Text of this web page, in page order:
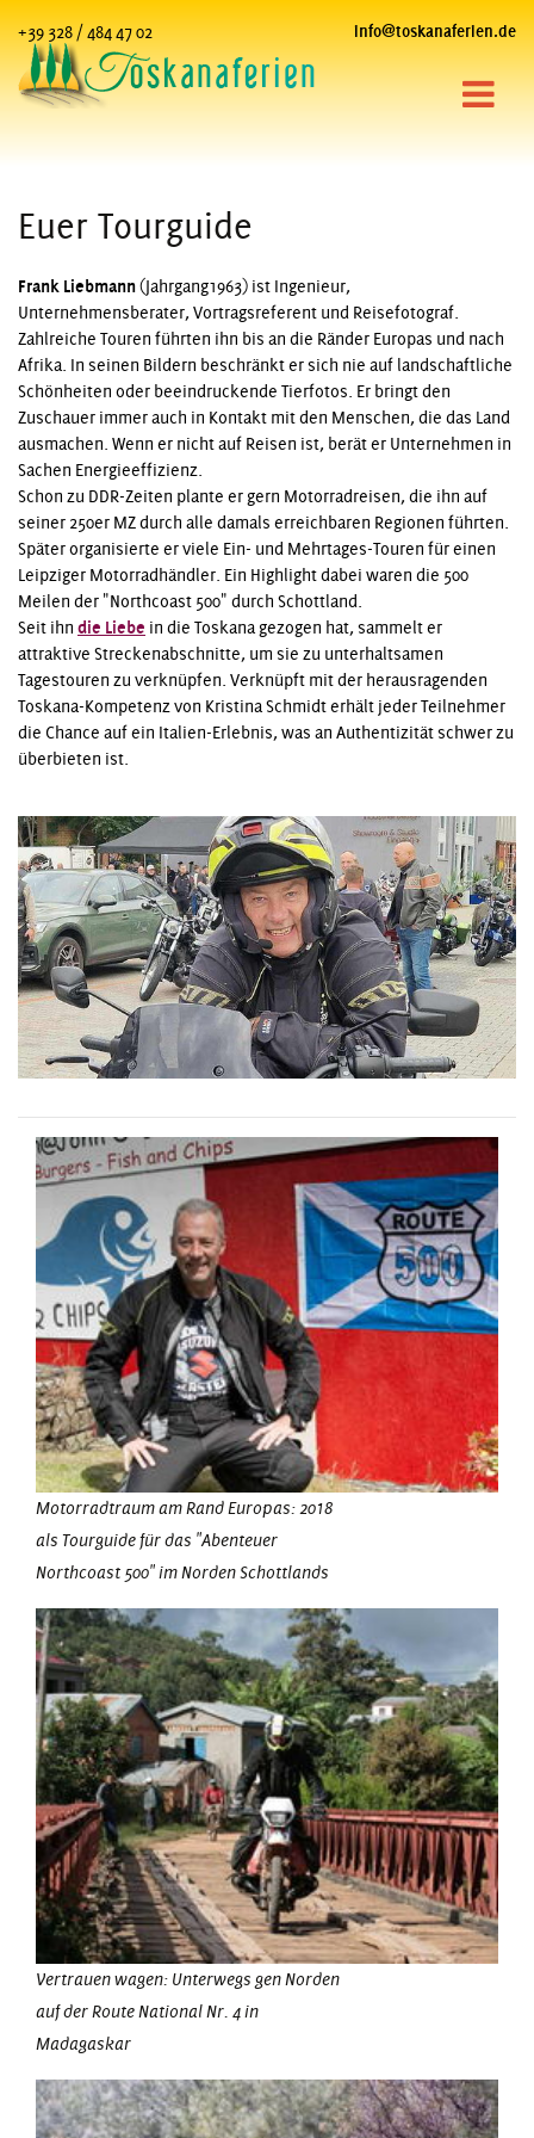
+39 328 / 484 47 02 info@toskanaferien.de
Euer Tourguide
Frank Liebmann(Jahrgang1963) ist Ingenieur,
Unternehmensberater, Vortragsreferent und Reisefotograf.
Zahlreiche Touren führten ihn bis an die Ränder Europas und nach
Afrika. In seinen Bildern beschränkt er sich nie auf landschaftliche
Schönheiten oder beeindruckende Tierfotos. Er bringt den
Zuschauer immer auch in Kontakt mit den Menschen, die das Land
ausmachen. Wenn er nicht auf Reisen ist, berät er Unternehmen in
Sachen Energieeffizienz.
Schon zu DDR-Zeiten plante er gern Motorradreisen, die ihn auf
seiner 250er MZ durch alle damals erreichbaren Regionen führten.
Später organisierte er viele Ein- und Mehrtages-Touren für einen
Leipziger Motorradhändler. Ein Highlight dabei waren die 500
Meilen der "Northcoast 500" durch Schottland.
Seit ihn die Liebe in die Toskana gezogen hat, sammelt er
attraktive Streckenabschnitte, um sie zu unterhaltsamen
Tagestouren zu verknüpfen. Verknüpft mit der herausragenden
Toskana-Kompetenz von Kristina Schmidt erhält jeder Teilnehmer
die Chance auf ein Italien-Erlebnis, was an Authentizität schwer zu
überbieten ist.
Motorradtraum am Rand Europas: 2018
als Tourguide für das "Abenteuer
Northcoast 500" im Norden Schottlands
Vertrauen wagen: Unterwegs gen Norden
auf der Route National Nr. 4 in
Madagaskar